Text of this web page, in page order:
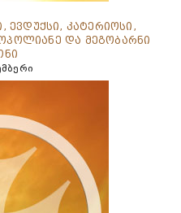
ევდუქსი, კატერიოსი,
და მეგობარნი